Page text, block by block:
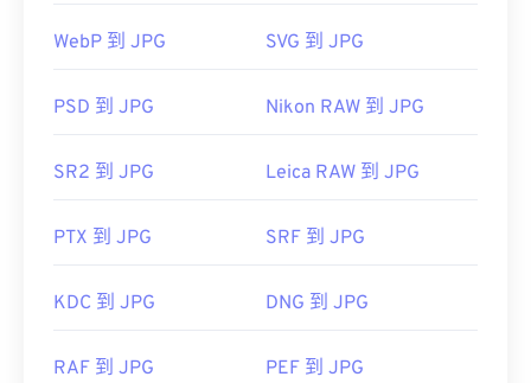
JPEG 檔案會在常用的網頁瀏覽器（例如
Photos）和 Mac OS 應用程式（例如 Apple
聯合影像專家小組
首次發布：
如何開啟 JPG 檔案檔案？
JPG 檔案。通常情況下，只需雙擊 JPG 文件，即可
啟。若要選擇特定應用程式開啟文件，請右鍵單擊並
選擇“開啟方式”進行選擇。
Microsoft 應用程式（例如 Microsoft Photos）和
WebP 到 JPG SVG 到 JPG
PSD 到 JPG Nikon RAW 到 JPG
SR2 到 JPG Leica RAW 到 JPG
PTX 到 JPG SRF 到 JPG
KDC 到 JPG DNG 到 JPG
RAF 到 JPG PEF 到 JPG